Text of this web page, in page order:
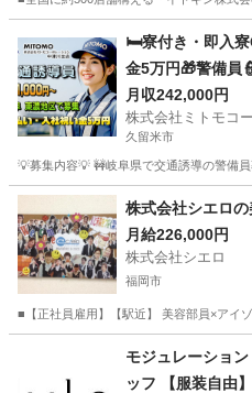
ファッション
🛏️寮付き・即入寮
金5万円🎁警備員
修あり🔰寮完備
で毎日が充実
能です🚀
月収242,000円
株式会社ミトモコ
久留米市
💡募集内容💡 🚧岐阜県で交通誘導の警備
福岡 久留米市 その他
株式会社シエロの
月給226,000円
株式会社シエロ
福岡市
■【正社員雇用】【駅近】 美容部員×アイ
美容師
モジュレーショ
ッフ 【服装自由】